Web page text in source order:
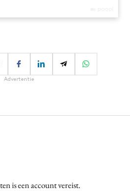
Advertentie
is een account vereist.